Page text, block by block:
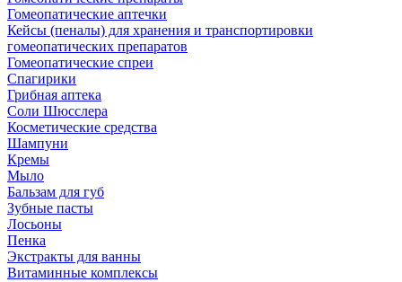
Гомеопатические аптечки
Кейсы (пеналы) для хранения и транспортировки
гомеопатических препаратов
Гомеопатические спреи
Спагирики
Грибная аптека
Соли Шюсслера
Косметические средства
Шампуни
Кремы
Мыло
Бальзам для губ
Зубные пасты
Лосьоны
Пенка
Экстракты для ванны
Витаминные комплексы